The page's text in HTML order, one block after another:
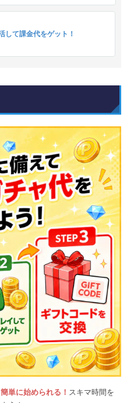
して課金代をゲット！
単に始められる！ スキマ時間を